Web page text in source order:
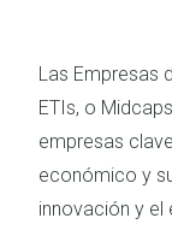
Las Empresas
ETIs, o
empresas
económico y
innovación y el